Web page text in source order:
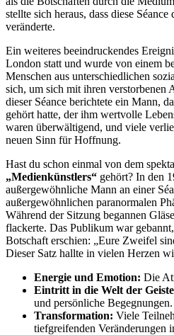
stellte sich heraus, dass diese
veränderte.
Ein weiteres beeindruckendes
London statt und wurde von einem
Menschen aus unterschiedlichen
sich, um sich mit ihren verstorbenen
dieser Séance berichtete ein Mann,
gehört hatte, der ihm wertvolle
waren überwältigend, und viele
neuen Sinn für Hoffnung.
Hast du schon einmal von dem
„Medienkünstlers“ gehört? In den
außergewöhnliche Mann an einer
außergewöhnlichen paranormalen
Während der Sitzung begannen
flackerte. Das Publikum war
Botschaft erschien: „Eure Zweifel
Dieser Satz hallte in vielen Herzen
Energie und Emotion: Die
Eintritt in die Welt der
und persönliche Begegnungen.
Transformation: Viele
tiefgreifenden Veränderungen